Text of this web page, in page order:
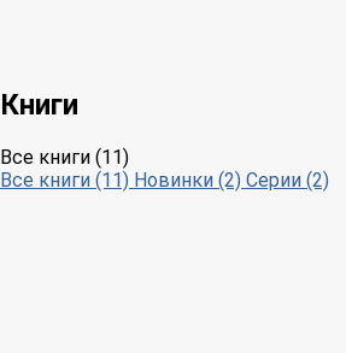
Книги
Все книги (11)
Все книги (11) Новинки (2) Серии (2)